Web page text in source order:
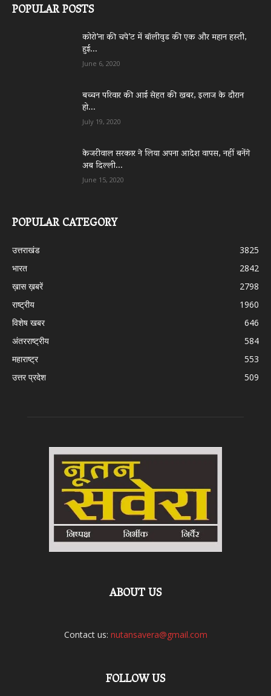
POPULAR POSTS
कोरो’ना की चपे’ट में बॉलीवुड की एक और महान हस्ती,
हुई...
June 6, 2020
बच्चन परिवार की आई सेहत की खबर, इलाज के दौरान
हो...
July 19, 2020
केजरीवाल सरकार ने लिया अपना आदेश वापस, नहीं बनेंगे
अब दिल्ली...
June 15, 2020
POPULAR CATEGORY
उत्तराखंड
3825
भारत
2842
ख़ास ख़बरें
2798
राष्ट्रीय
1960
विशेष खबर
646
अंतरराष्ट्रीय
584
महाराष्ट्र
553
उत्तर प्रदेश
509
ABOUT US
Contact us: nutansavera@gmail.com
FOLLOW US